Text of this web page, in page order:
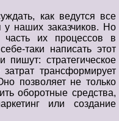
как ведутся все
наших заказчиков. Но
их процессов в
таки написать этот
стратегическое
трансформирует
позволяет не только
оборотные средства,
или создание